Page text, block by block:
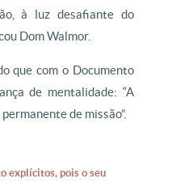
à luz desafiante do
Dom Walmor.
que com o Documento
de mentalidade: “A
de missão”.
explícitos, pois o seu